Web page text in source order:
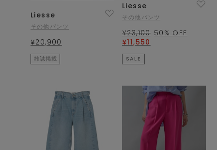
Liesse
その他パンツ
¥20,900
雑誌掲載
Liesse
その他パンツ
¥23,100 50 % OFF
¥11,550
SALE